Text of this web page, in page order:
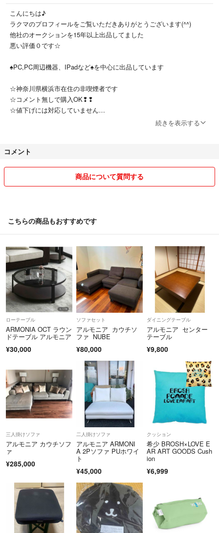
こんにちは♪
ラクマのプロフィールをご覧いただきありがとうございます(^^)
他社のオークションを15年以上出品してました
悪い評価０です☆
♠PC,PC周辺機器、IPadなど♠を中心に出品しています
☆神奈川県横浜市在住の非喫煙者です
☆コメント無しで購入OK❢❢
☆値下げには対応していません
続きを表示する
コメント
商品について質問する
こちらの商品もおすすめです
ローテーブル
ARMONIA OCT ラウン
ドテーブル アルモニア
¥30,000
ソファセット
アルモニア カウチソ
ファ NUBE
¥80,000
ダイニングテーブル
アルモニア センター
テーブル
¥9,800
三人掛けソファ
アルモニア カウチソフ
ァ
¥285,000
二人掛けソファ
アルモニア ARMONI
A 2Pソファ PUホワイ
ト
¥45,000
クッション
希少 BROSH×LOVE E
AR ART GOODS Cush
ion
¥6,999